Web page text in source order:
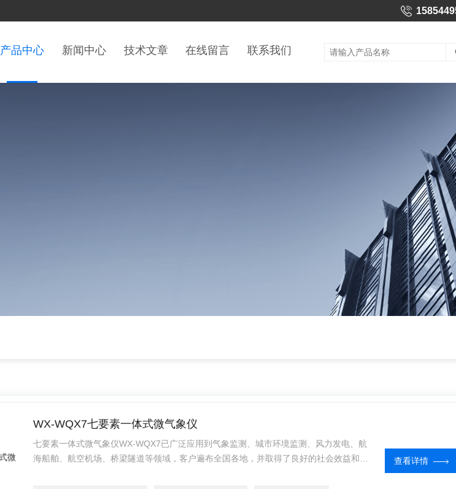
产品中心 新闻中心 技术文章 在线留言 联系我们
WX-WQX7七要素一体式微气象仪
七要素一体式微气象仪WX-WQX7已广泛应用到气象监测、城市环境监测、风力发电、航
海船舶、航空机场、桥梁隧道等领域，客户遍布全国各地，并取得了良好的社会效益和经
查看详情